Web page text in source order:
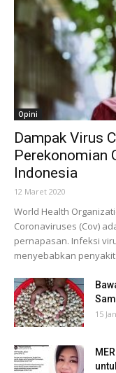
Opini
Dampak Virus
Perekonomian
Indonesia
12 Maret 2020
World Health
Coronaviruses (Cov)
pernapasan. Infeksi
menyebabkan penyakit
15